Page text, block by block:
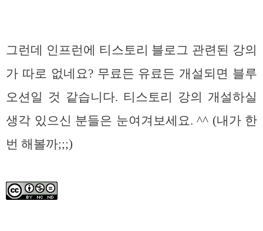
그런데 인프런에 티스토리 블로그 관련된 강의
가 따로 없네요? 무료든 유료든 개설되면 블루
오션일 것 같습니다. 티스토리 강의 개설하실
생각 있으신 분들은 눈여겨보세요. ^^ (내가 한
번 해볼까;;;)